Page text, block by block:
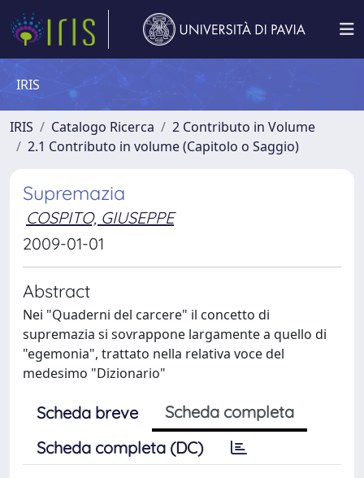
IRIS
IRIS Catalogo Ricerca
2 Contributo in Volume
2.1 Contributo in volume (Capitolo o Saggio)
Supremazia
COSPITO, GIUSEPPE
2009-01-01
Abstract
Nei "Quaderni del carcere" il concetto di
supremazia si sovrappone largamente a quello di
"egemonia", trattato nella relativa voce del
medesimo "Dizionario"
Scheda breve
Scheda completa
Scheda completa (DC)